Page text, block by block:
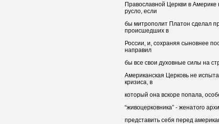
Православной Церкви в
русло, если
бы митрополит Платон сделал
происшедших в
России, и, сохраняя сыновнее
направил
бы все свои духовные силы на
Американская Церковь не
кризиса, в
который она вскоре попала,
“живоцерковника” - женатого
представить себя перед